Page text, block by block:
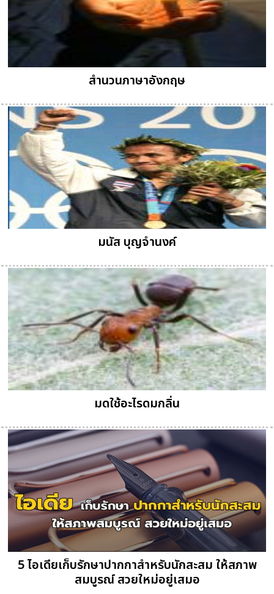
สำนวนภาษาอังกฤษ
มนัส บุญจำนงค์
มดใช้อะไรดมกลิ่น
5 ไอเดียเก็บรักษาปากกาสำหรับนักสะสม ให้สภาพ
สมบูรณ์ สวยใหม่อยู่เสมอ